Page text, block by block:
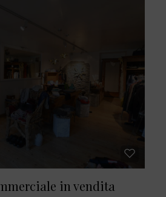
in vendita